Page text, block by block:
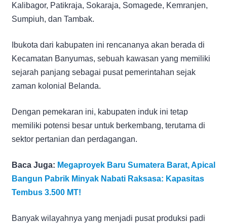
Kalibagor, Patikraja, Sokaraja, Somagede, Kemranjen,
Sumpiuh, dan Tambak.
Ibukota dari kabupaten ini rencananya akan berada di
Kecamatan Banyumas, sebuah kawasan yang memiliki
sejarah panjang sebagai pusat pemerintahan sejak
zaman kolonial Belanda.
Dengan pemekaran ini, kabupaten induk ini tetap
memiliki potensi besar untuk berkembang, terutama di
sektor pertanian dan perdagangan.
Baca Juga: Megaproyek Baru Sumatera Barat, Apical
Bangun Pabrik Minyak Nabati Raksasa: Kapasitas
Tembus 3.500 MT!
Banyak wilayahnya yang menjadi pusat produksi padi